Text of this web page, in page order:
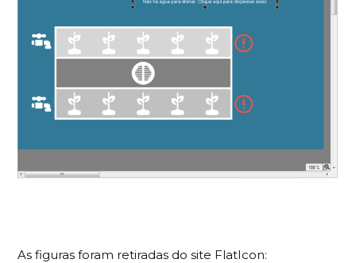
As figuras foram retiradas do site FlatIcon: